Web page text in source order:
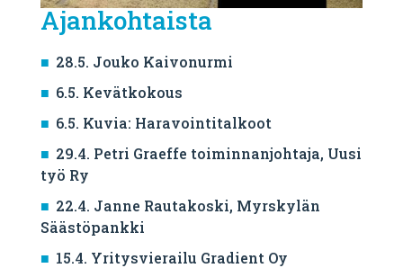
Ajankohtaista
28.5. Jouko Kaivonurmi
6.5. Kevätkokous
6.5. Kuvia: Haravointitalkoot
29.4. Petri Graeffe toiminnanjohtaja, Uusi
työ Ry
22.4. Janne Rautakoski, Myrskylän
Säästöpankki
15.4. Yritysvierailu Gradient Oy